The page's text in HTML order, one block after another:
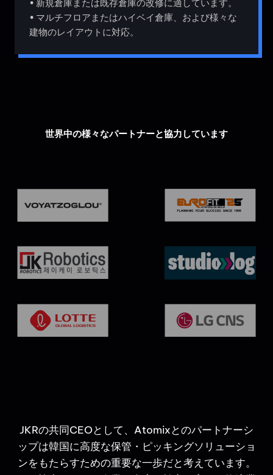
• 新規倉庫または既存倉庫の改修に適しています。
• マルチフロアまたはハイベイ倉庫、および様々な
建物のレイアウトに対応。
世界中の様々なパートナーと協力しています
JKRの共同CEOとして、Atomixとのパートナーシ
ップは韓国に高度な保管・ピッキングソリューショ
ンをもたらすための重要な一歩だと考えています。